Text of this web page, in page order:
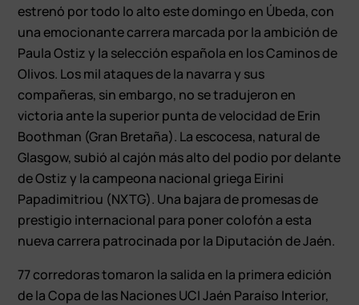
estrenó por todo lo alto este domingo en Úbeda, con
una emocionante carrera marcada por la ambición de
Paula Ostiz y la selección española en los Caminos de
Olivos. Los mil ataques de la navarra y sus
compañeras, sin embargo, no se tradujeron en
victoria ante la superior punta de velocidad de Erin
Boothman (Gran Bretaña). La escocesa, natural de
Glasgow, subió al cajón más alto del podio por delante
de Ostiz y la campeona nacional griega Eirini
Papadimitriou (NXTG). Una bajara de promesas de
prestigio internacional para poner colofón a esta
nueva carrera patrocinada por la Diputación de Jaén.
77 corredoras tomaron la salida en la primera edición
de la Copa de las Naciones UCI Jaén Paraíso Interior,